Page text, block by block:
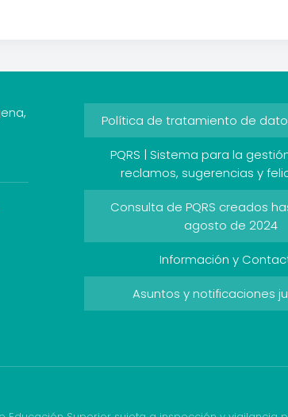
Política de tratamiento de
PQRS | Sistema para la
reclamos, sugerencias y
Consulta de PQRS creados
agosto de 2024
Información y
Asuntos y notificaciones